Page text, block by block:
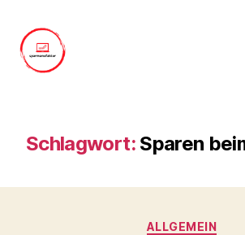
Schlagwort: Sparen
Kategorien
ALLGEMEIN